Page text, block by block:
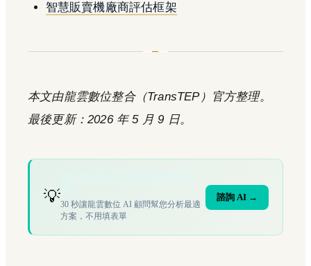
智慧販賣機廠商評估框架
本文由龍雲數位整合（TransTEP）官方整理。
最後更新：2026 年 5 月 9 日。
💡30 秒讓龍雲數位 AI 顧問幫您分析最適
方案，不用填表單
諮詢 AI →